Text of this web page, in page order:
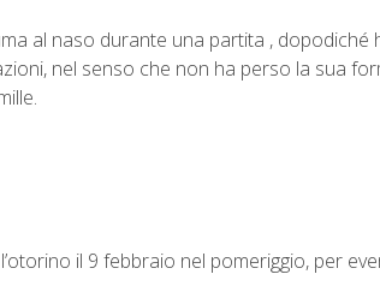
al naso durante una partita ,
nel senso che non ha perso la sua
il 9 febbraio nel pomeriggio, per